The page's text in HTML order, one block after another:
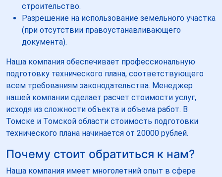
строительство.
Разрешение на использование земельного участка
(при отсутствии правоустанавливающего
документа).
Наша компания обеспечивает профессиональную
подготовку технического плана, соответствующего
всем требованиям законодательства. Менеджер
нашей компании сделает расчет стоимости услуг,
исходя из сложности объекта и объема работ. В
Томске и Томской области стоимость подготовки
технического плана начинается от 20000 рублей.
Почему стоит обратиться к нам?
Наша компания имеет многолетний опыт в сфере